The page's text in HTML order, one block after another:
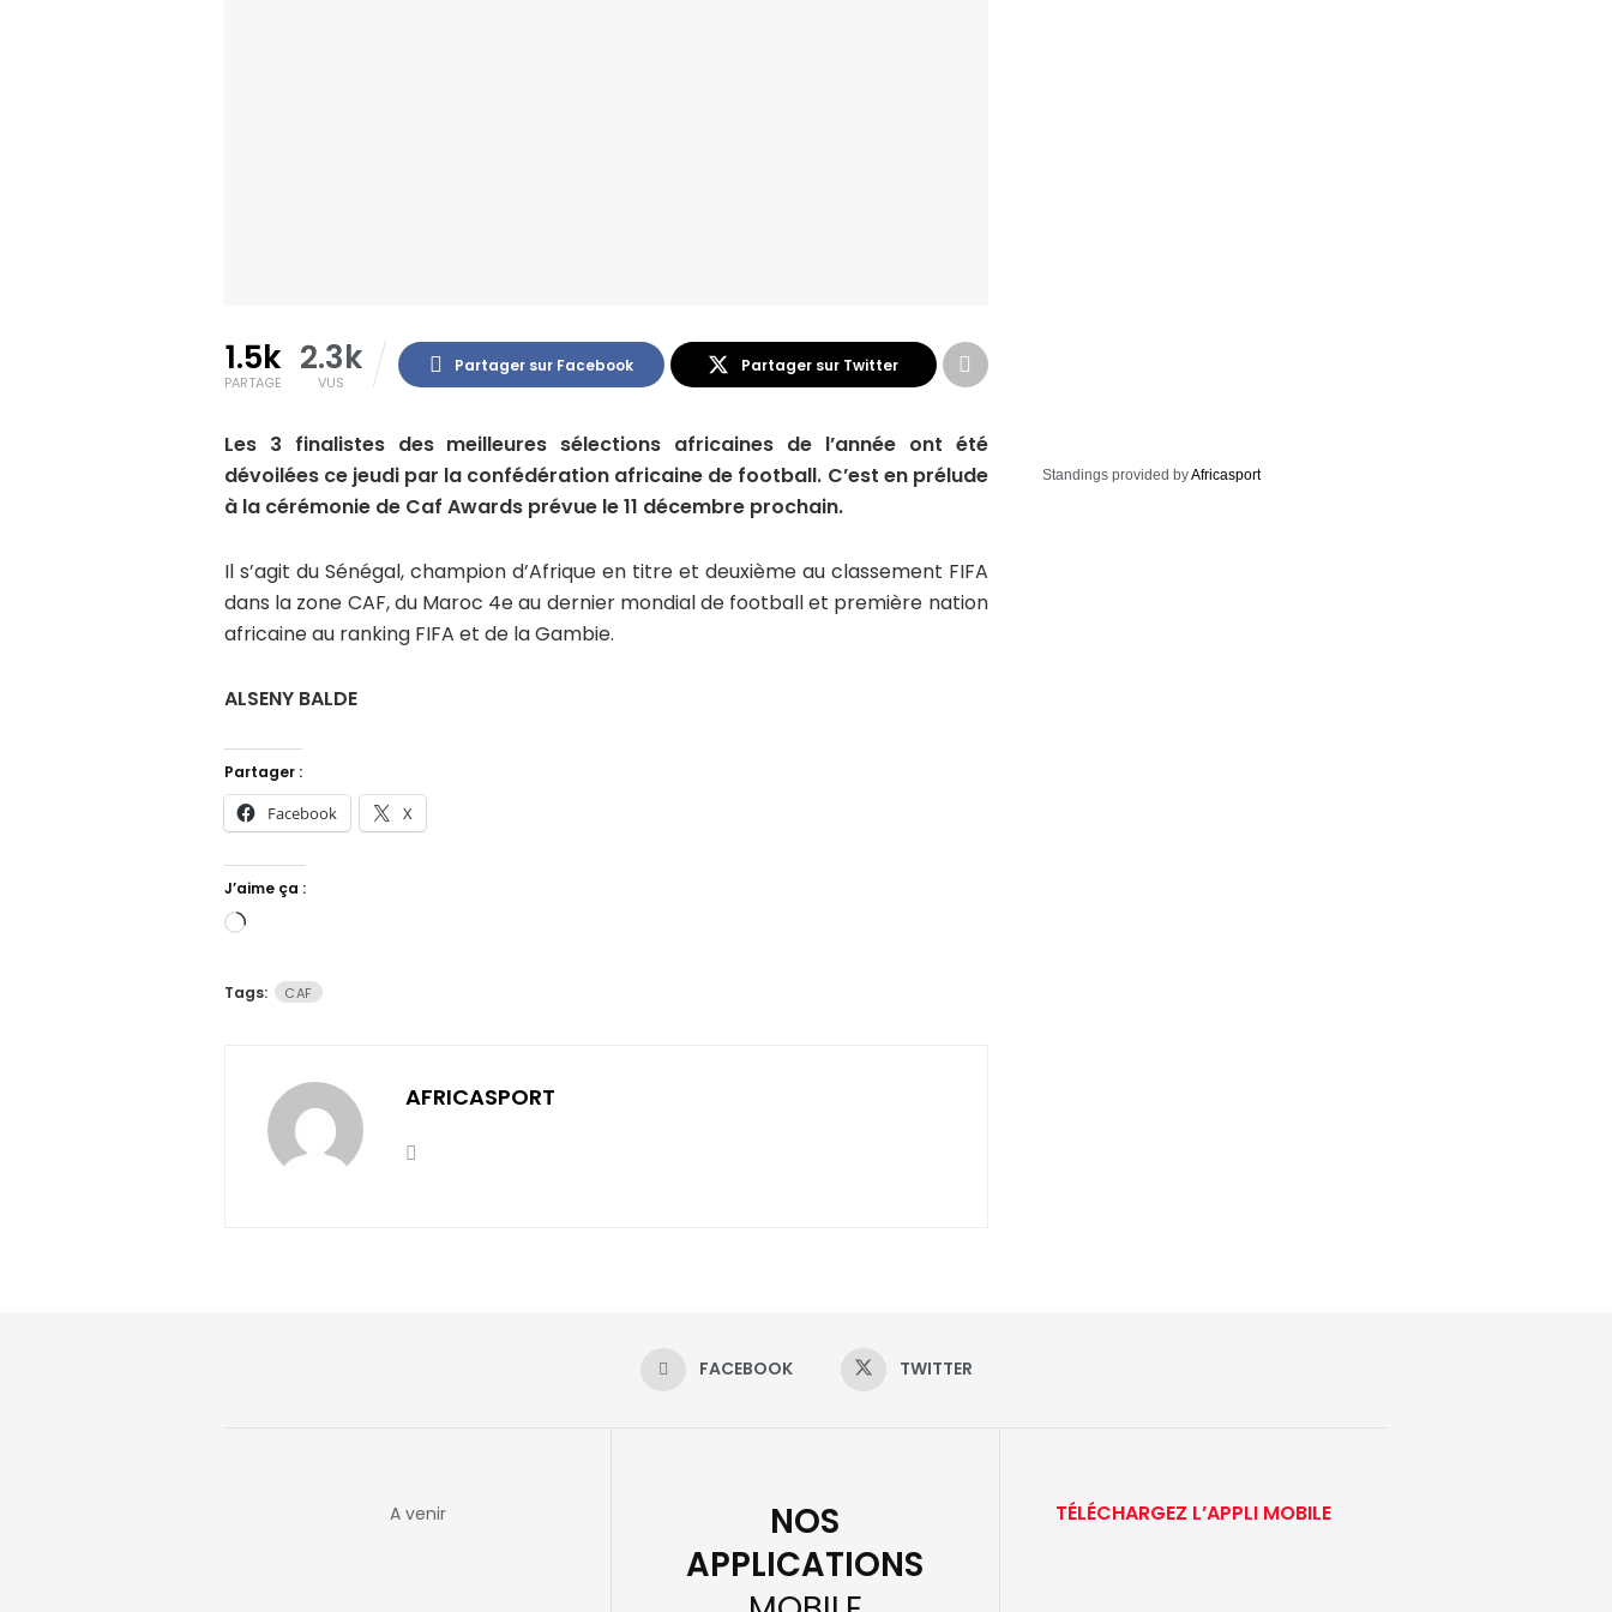
1.5k
PARTAGE
2.3k
VUS
Partager sur Facebook Partager sur Twitter
Les 3 finalistes des meilleures sélections africaines de l’année ont été
dévoilées ce jeudi par la confédération africaine de football. C’est en prélude
à la cérémonie de Caf Awards prévue le 11 décembre prochain.
Il s’agit du Sénégal, champion d’Afrique en titre et deuxième au classement FIFA
dans la zone CAF, du Maroc 4e au dernier mondial de football et première nation
africaine au ranking FIFA et de la Gambie.
ALSENY BALDE
Partager :
Facebook X
J’aime ça :
Chargement…
Tags: CAF
AFRICASPORT
Standings provided byAfricasport
FACEBOOK TWITTER
A venir
NOS
APPLICATIONS
TÉLÉCHARGEZ L’APPLI MOBILE